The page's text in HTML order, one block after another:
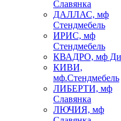
Славянка
ДАЛЛАС, мф
Стендмебель
ИРИС, мф
Стендмебель
КВАДРО, мф
КИВИ,
мф.Стендмебель
ЛИБЕРТИ, мф
Славянка
ЛЮЧИЯ, мф